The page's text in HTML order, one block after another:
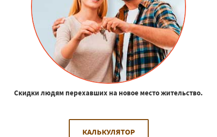
Скидки людям перехавших на новое место жительство.
КАЛЬКУЛЯТОР